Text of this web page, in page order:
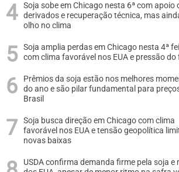
Soja sobe em Chicago nesta 6ª com apoio
derivados e recuperação técnica, mas
olho no clima
Soja amplia perdas em Chicago nesta 4ª
com clima favorável nos EUA e pressão do
Prêmios da soja estão nos melhores
do ano e são pilar fundamental para
Brasil
Soja busca direção em Chicago com clima
favorável nos EUA e tensão geopolítica
novas baixas
USDA confirma demanda firme pela soja e